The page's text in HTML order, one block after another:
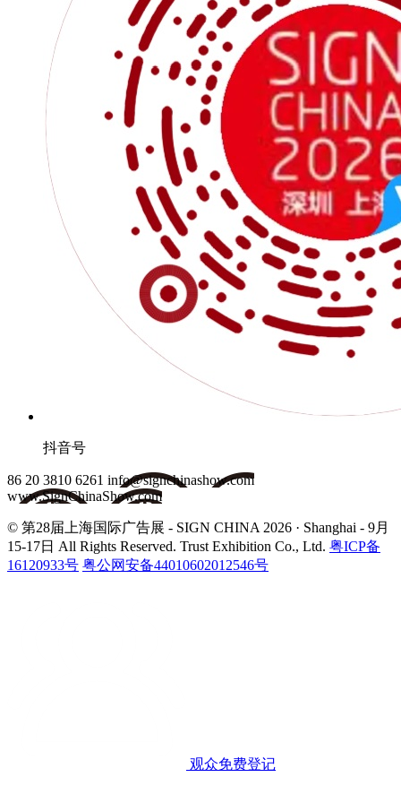
抖音号
86 20 3810 6261 info@signchinashow.com
www.SignChinaShow.com
© 第28届上海国际广告展 - SIGN CHINA 2026 · Shanghai - 9月
15-17日 All Rights Reserved. Trust Exhibition Co., Ltd. 粤ICP备
16120933号 粤公网安备44010602012546号
观众免费登记